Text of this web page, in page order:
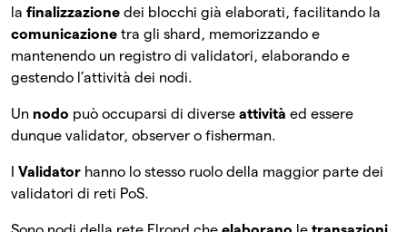
la finalizzazione dei blocchi già elaborati, facilitando la
comunicazione tra gli shard, memorizzando e
mantenendo un registro di validatori, elaborando e
gestendo l’attività dei nodi.
Un nodo può occuparsi di diverse attività ed essere
dunque validator, observer o fisherman.
Validator hanno lo stesso ruolo della maggior parte dei
validatori di reti PoS.